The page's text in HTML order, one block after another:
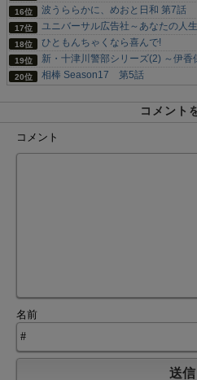
波うららかに、めおと日和 第7話
ユニバーサル広告社～あなたの人
ひともんちゃくなら喜んで!
新・十津川警部シリーズ(2) ～伊香
相棒 Season17 第5話
コメント
コメント
名前